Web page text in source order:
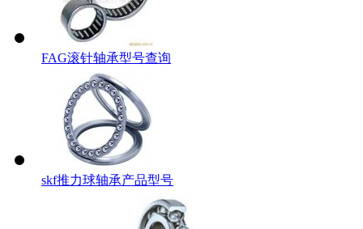
FAG滚针轴承型号查询
skf推力球轴承产品型号